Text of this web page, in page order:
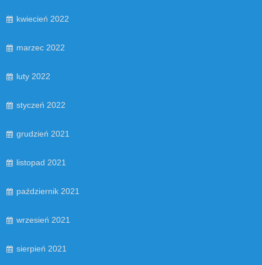
kwiecień 2022
marzec 2022
luty 2022
styczeń 2022
grudzień 2021
listopad 2021
październik 2021
wrzesień 2021
sierpień 2021